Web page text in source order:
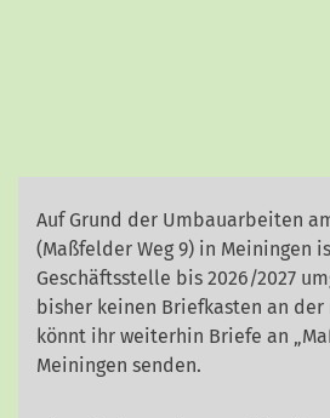
Auf Grund der Umbauarbeiten
(Maßfelder Weg 9) in Meiningen
Geschäftsstelle bis 2026/2027
bisher keinen Briefkasten an der
könnt ihr weiterhin Briefe an
Meiningen senden.